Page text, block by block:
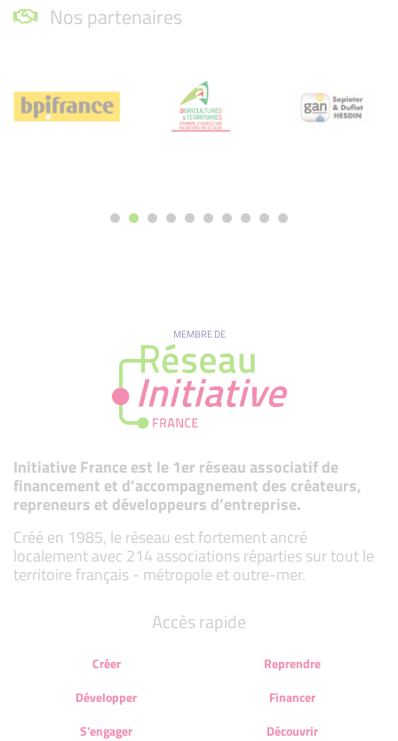
Nos partenaires
MEMBRE DE
Initiative France est le 1er réseau associatif de
financement et d’accompagnement des créateurs,
repreneurs et développeurs d’entreprise.
Créé en 1985, le réseau est fortement ancré
localement avec 214 associations réparties sur tout le
territoire français - métropole et outre-mer.
Accès rapide
Créer
Reprendre
Développer
Financer
S'engager
Découvrir